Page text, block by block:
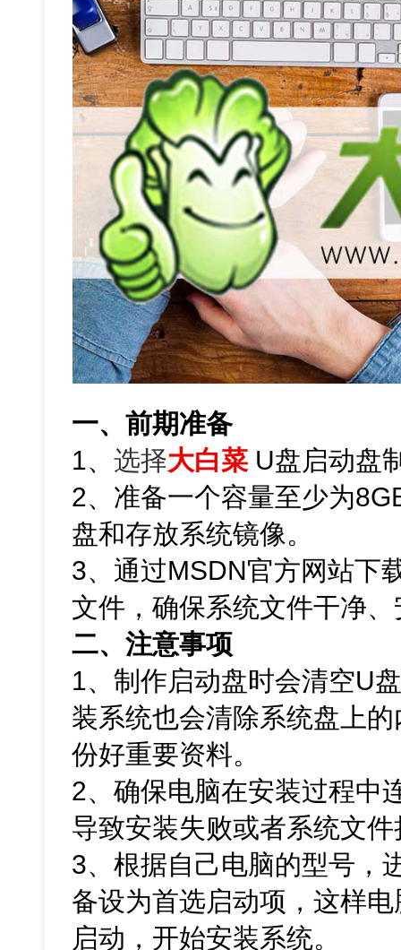
一、前期准备
1、选择大白菜 U盘启动盘
2、准备一个容量至少为
盘和存放系统镜像。
3、通过MSDN官方网站下
文件，确保系统文件干净、
二、注意事项
1、制作启动盘时会清空U
装系统也会清除系统盘上
份好重要资料。
2、确保电脑在安装过程中
导致安装失败或者系统文
3、根据自己电脑的型号，
备设为首选启动项，这样
启动，开始安装系统。